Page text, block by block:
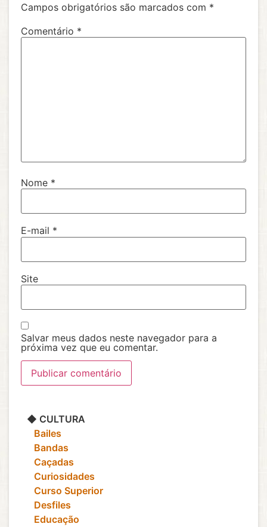
Campos obrigatórios são marcados com *
Comentário *
Nome *
E-mail *
Site
Salvar meus dados neste navegador para a
próxima vez que eu comentar.
◆ CULTURA
‎ ‎ ‎ Bailes
‎ ‎ ‎ Bandas
‎ ‎ ‎ Caçadas
‎ ‎ ‎ Curiosidades
‎ ‎ ‎ Curso Superior
‎ ‎ ‎ Desfiles
‎ ‎ ‎ Educação